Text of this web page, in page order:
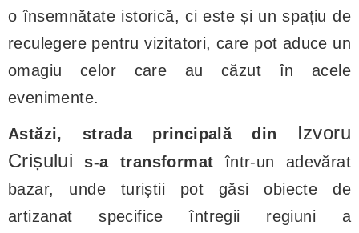
o însemnătate istorică, ci este și un spațiu de
reculegere pentru vizitatori, care pot aduce un
omagiu celor care au căzut în acele
evenimente.
Astăzi, strada principală din
Izvoru
Crișului s-a transformat într-un adevărat
bazar, unde turiștii pot găsi obiecte de
artizanat specifice întregii regiuni a